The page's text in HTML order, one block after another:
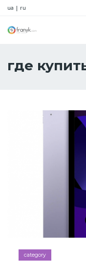
ua | ru
где
category